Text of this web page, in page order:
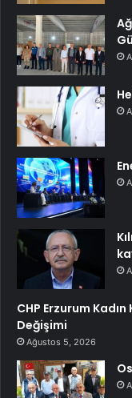
CHP Erzurum
Değişimi
Ağustos 5, 2026